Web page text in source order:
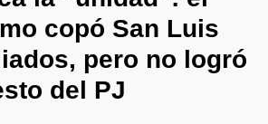
copó San Luis
pero no logró
del PJ